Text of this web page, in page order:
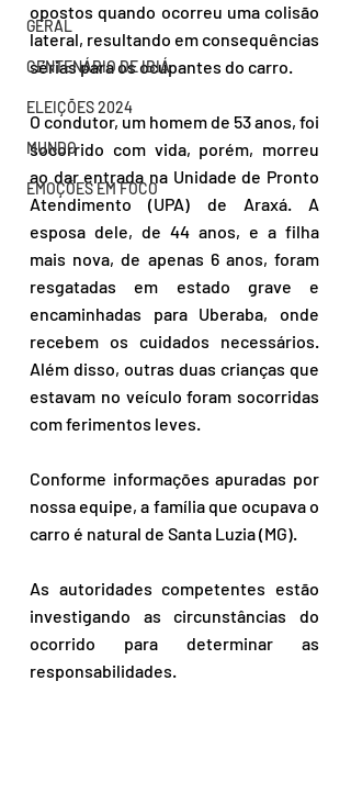
GERAL
CENTENÁRIO DE IBIÁ
ELEIÇÕES 2024
MUNDO
EMOÇÕES EM FOCO
opostos quando ocorreu uma colisão
lateral, resultando em consequências
sérias para os ocupantes do carro.
O condutor, um homem de 53 anos, foi
socorrido com vida, porém, morreu
ao dar entrada na Unidade de Pronto
Atendimento (UPA) de Araxá. A
esposa dele, de 44 anos, e a filha
mais nova, de apenas 6 anos, foram
resgatadas em estado grave e
encaminhadas para Uberaba, onde
recebem os cuidados necessários.
Além disso, outras duas crianças que
estavam no veículo foram socorridas
com ferimentos leves.
Conforme informações apuradas por
nossa equipe, a família que ocupava o
carro é natural de Santa Luzia (MG).
As autoridades competentes estão
investigando as circunstâncias do
ocorrido para determinar as
responsabilidades.